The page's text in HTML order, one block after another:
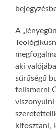
A
aki
sűrűségű
felismerni
viszonyulni
kifosztani,